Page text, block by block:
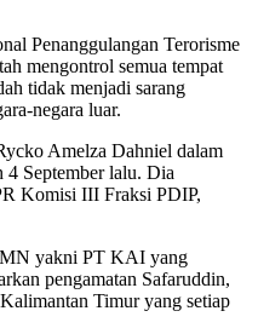
Penanggulangan Terorisme
mengontrol semua tempat
tidak menjadi sarang
negara luar.
Amelza Dahniel dalam
September lalu. Dia
Komisi III Fraksi PDIP,
yakni PT KAI yang
pengamatan Safaruddin,
Timur yang setiap